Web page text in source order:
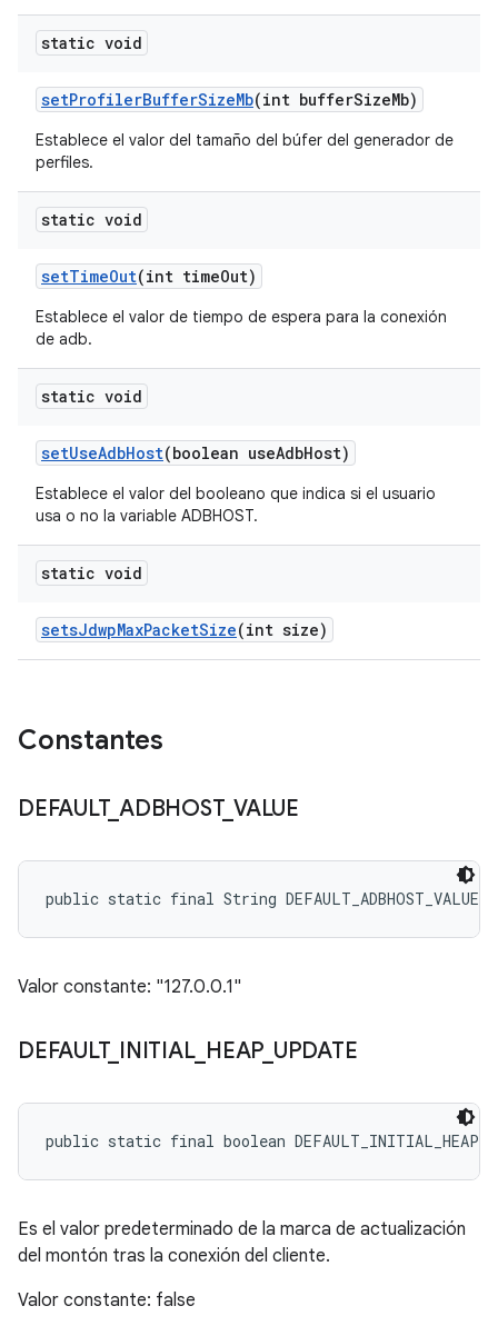
static void
setProfilerBufferSizeMb(int bufferSizeMb)
Establece el valor del tamaño del búfer del generador de
perfiles.
static void
setTimeOut(int timeOut)
Establece el valor de tiempo de espera para la conexión
de adb.
static void
setUseAdbHost(boolean useAdbHost)
Establece el valor del booleano que indica si el usuario
usa o no la variable ADBHOST.
static void
setsJdwpMaxPacketSize(int size)
Constantes
DEFAULT_ ADBHOST_ VALUE
public static final String DEFAULT_ADBHOST_VALUE
Valor constante: "127.0.0.1"
DEFAULT_ INITIAL_ HEAP_ UPDATE
public static final boolean
Es el valor predeterminado de la marca de actualización
del montón tras la conexión del cliente.
Valor constante: false